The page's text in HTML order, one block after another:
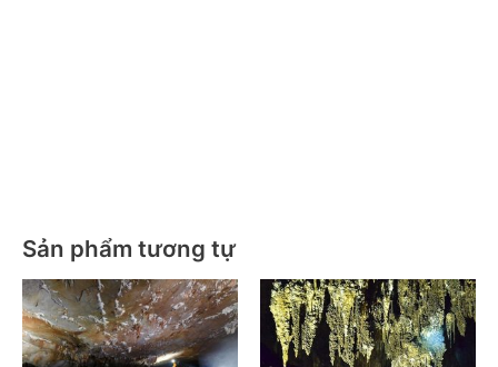
Sản phẩm tương tự